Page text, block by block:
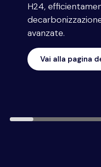
H24,
avanzate.
Vai alla pagina